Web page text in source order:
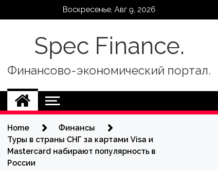
Воскресенье, Авг 9, 2026
Spec Finance.
Финансово-экономический портал.
Home
Финансы
Туры в страны СНГ за картами Visa и
Mastercard набирают популярность в
России